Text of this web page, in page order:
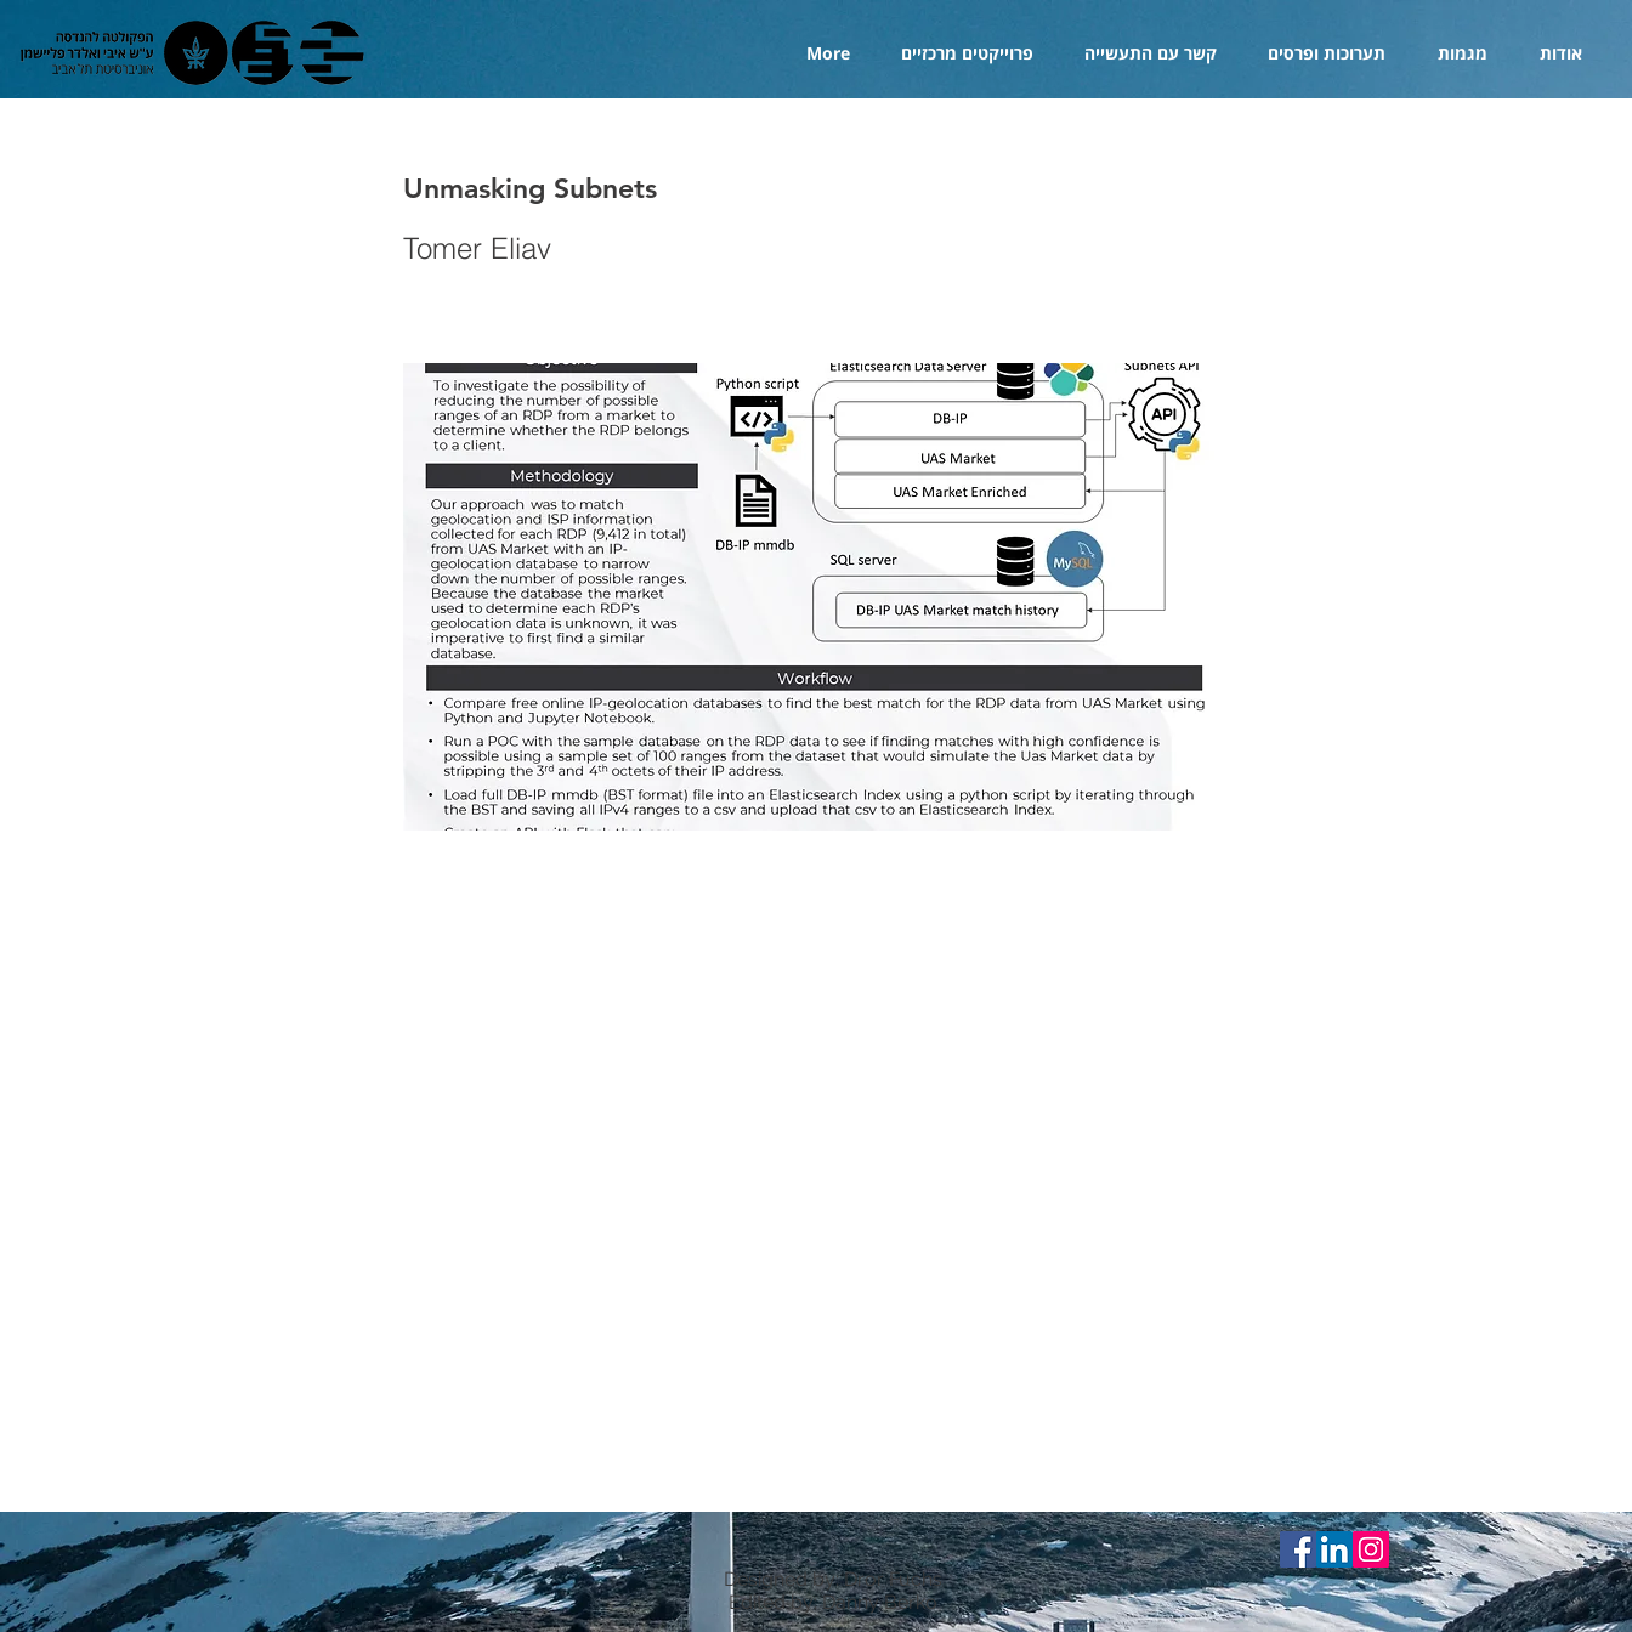
אודות מגמות תערוכות ופרסים קשר עם התעשייה פרוייקטים מרכזיים More
Unmasking Subnets
Tomer Eliav
Designed by: Dror Fuchs
Edited by: Danny Berko